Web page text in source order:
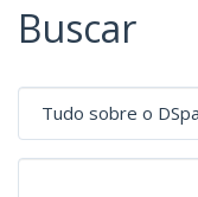
Buscar